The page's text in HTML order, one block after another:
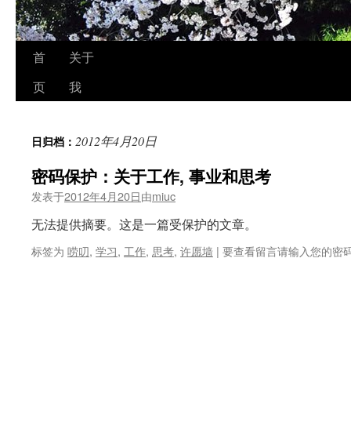
首
页
关于
我
日归档： 2012年4月20日
密码保护：关于工作, 事业和思考
发表于2012年4月20日由miuc
无法提供摘要。这是一篇受保护的文章。
标签为 唠叨, 学习, 工作, 思考, 许愿墙 | 要查看留言请输入您的密